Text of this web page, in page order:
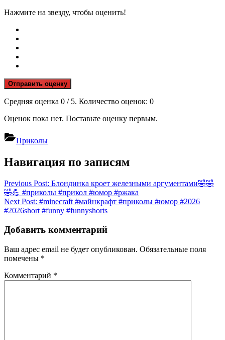
Нажмите на звезду, чтобы оценить!
Отправить оценку
Средняя оценка 0 / 5. Количество оценок: 0
Оценок пока нет. Поставьте оценку первым.
Приколы
Навигация по записям
Previous Post: Блондинка кроет железными аргументами🤣🤣
🤣💪 #приколы #прикол #юмор #ржака
Next Post: #minecraft #майнкрафт #приколы #юмор #2026
#2026short #funny #funnyshorts
Добавить комментарий
Ваш адрес email не будет опубликован. Обязательные поля
помечены *
Комментарий *